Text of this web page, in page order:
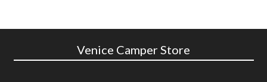
Venice Camper Store